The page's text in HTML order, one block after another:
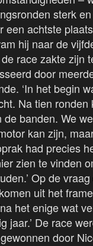
sterk
een achtste
hij naar de
race zakte zijn
door
‘In het begin
Na tien ronden
banden. We
kan zijn,
had precies
zien te vinden
Op de
uit het
het enige wat
jaar.’ De race
door